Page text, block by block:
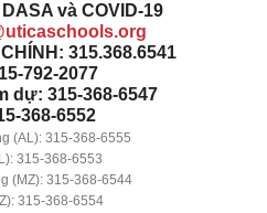
và COVID-19
315.368.6541
792-2077
dự: 315-368-6547
368-6552
(AL): 315-368-6555
315-368-6553
(MZ): 315-368-6544
315-368-6554